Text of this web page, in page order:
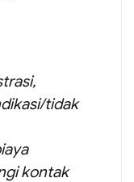
tidak
kontak